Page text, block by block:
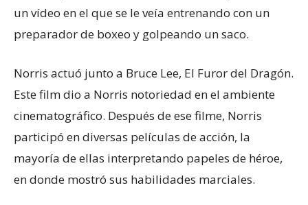
un vídeo en el que se le veía entrenando con un
preparador de boxeo y golpeando un saco.
Norris actuó junto a Bruce Lee, El Furor del Dragón.
Este film dio a Norris notoriedad en el ambiente
cinematográfico. Después de ese filme, Norris
participó en diversas películas de acción, la
mayoría de ellas interpretando papeles de héroe,
en donde mostró sus habilidades marciales.